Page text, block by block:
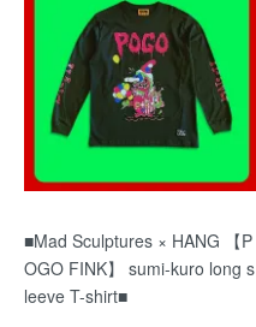
■Mad Sculptures × HANG 【P
OGO FINK】 sumi-kuro long s
leeve T-shirt■